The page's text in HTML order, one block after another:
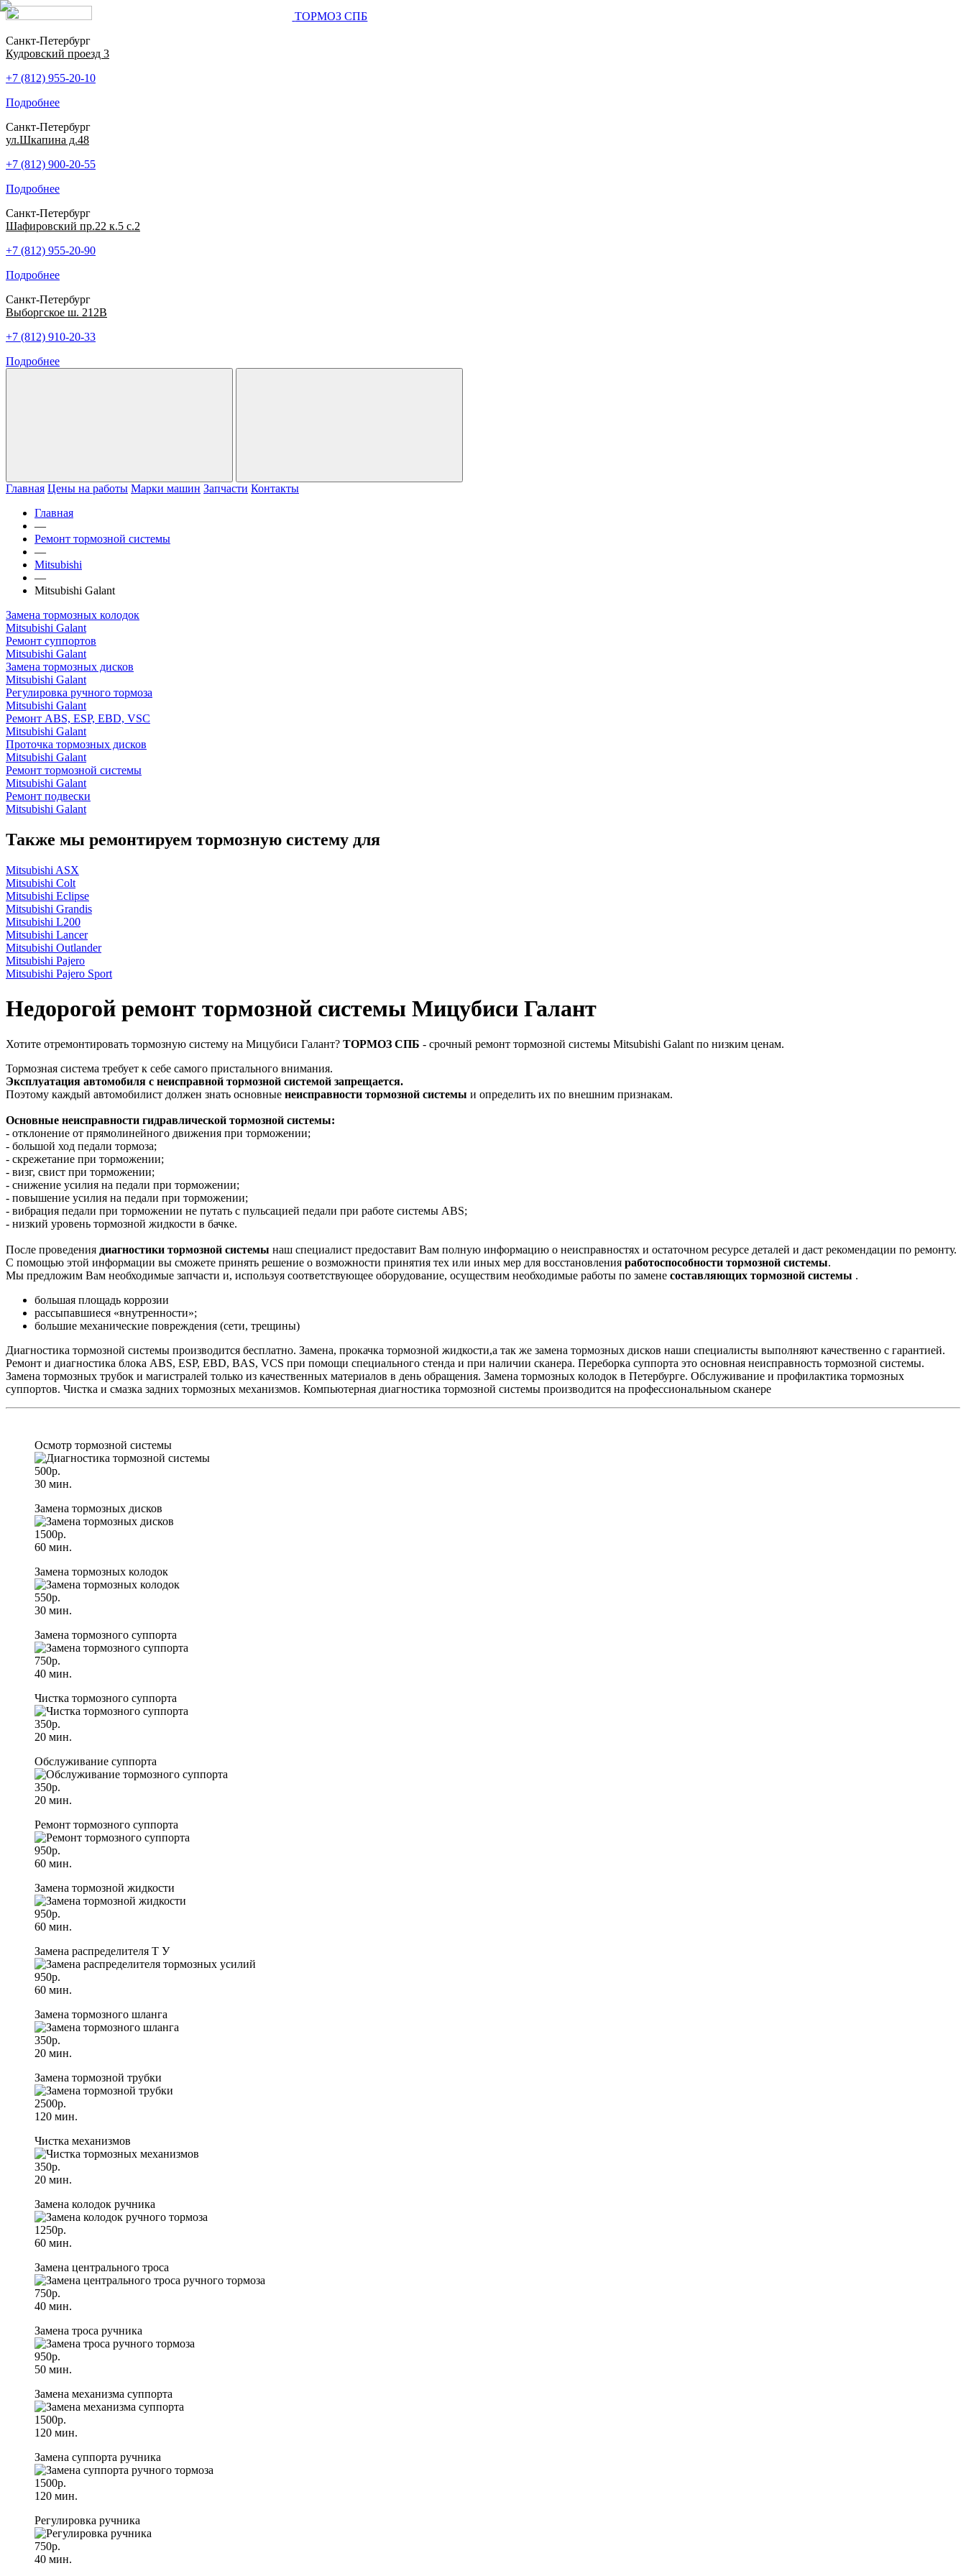
ТОРМОЗ СПБ
Санкт-Петербург
Кудровский проезд 3
+7 (812) 955-20-10
Подробнее
Санкт-Петербург
ул.Шкапина д.48
+7 (812) 900-20-55
Подробнее
Санкт-Петербург
Шафировский пр.22 к.5 с.2
+7 (812) 955-20-90
Подробнее
Санкт-Петербург
Выборгское ш. 212В
+7 (812) 910-20-33
Подробнее
Главная Цены на работы Марки машин Запчасти Контакты
Главная
—
Ремонт тормозной системы
—
Mitsubishi
—
Mitsubishi Galant
Замена тормозных колодок
Mitsubishi Galant
Ремонт суппортов
Mitsubishi Galant
Замена тормозных дисков
Mitsubishi Galant
Регулировка ручного тормоза
Mitsubishi Galant
Ремонт ABS, ESP, EBD, VSC
Mitsubishi Galant
Проточка тормозных дисков
Mitsubishi Galant
Ремонт тормозной системы
Mitsubishi Galant
Ремонт подвески
Mitsubishi Galant
Также мы ремонтируем тормозную систему для
Mitsubishi ASX
Mitsubishi Colt
Mitsubishi Eclipse
Mitsubishi Grandis
Mitsubishi L200
Mitsubishi Lancer
Mitsubishi Outlander
Mitsubishi Pajero
Mitsubishi Pajero Sport
Недорогой ремонт тормозной системы Мицубиси Галант
Хотите отремонтировать тормозную систему на Мицубиси Галант? ТОРМОЗ СПБ - срочный ремонт тормозной системы Mitsubishi Galant по низким ценам.
Тормозная система требует к себе самого пристального внимания.
Эксплуатация автомобиля с неисправной тормозной системой запрещается.
Поэтому каждый автомобилист должен знать основные неисправности тормозной системы и определить их по внешним признакам.
Основные неисправности гидравлической тормозной системы:
- отклонение от прямолинейного движения при торможении;
- большой ход педали тормоза;
- скрежетание при торможении;
- визг, свист при торможении;
- снижение усилия на педали при торможении;
- повышение усилия на педали при торможении;
- вибрация педали при торможении не путать с пульсацией педали при работе системы ABS;
- низкий уровень тормозной жидкости в бачке.
После проведения диагностики тормозной системы наш специалист предоставит Вам полную информацию о неисправностях и остаточном ресурсе деталей и даст рекомендации по ремонту.
С помощью этой информации вы сможете принять решение о возможности принятия тех или иных мер для восстановления работоспособности тормозной системы.
Мы предложим Вам необходимые запчасти и, используя соответствующее оборудование, осуществим необходимые работы по замене составляющих тормозной системы .
большая площадь коррозии
рассыпавшиеся «внутренности»;
большие механические повреждения (сети, трещины)
Диагностика тормозной системы производится бесплатно. Замена, прокачка тормозной жидкости,а так же замена тормозных дисков наши специалисты выполняют качественно с гарантией.
Ремонт и диагностика блока ABS, ESP, EBD, BAS, VCS при помощи специального стенда и при наличии сканера. Переборка суппорта это основная неисправность тормозной системы.
Замена тормозных трубок и магистралей только из качественных материалов в день обращения. Замена тормозных колодок в Петербурге. Обслуживание и профилактика тормозных
суппортов. Чистка и смазка задних тормозных механизмов. Компьютерная диагностика тормозной системы производится на профессиональныом сканере
Осмотр тормозной системы
500р.
30 мин.
Замена тормозных дисков
1500р.
60 мин.
Замена тормозных колодок
550р.
30 мин.
Замена тормозного суппорта
750р.
40 мин.
Чистка тормозного суппорта
350р.
20 мин.
Обслуживание суппорта
350р.
20 мин.
Ремонт тормозного суппорта
950р.
60 мин.
Замена тормозной жидкости
950р.
60 мин.
Замена распределителя Т У
950р.
60 мин.
Замена тормозного шланга
350р.
20 мин.
Замена тормозной трубки
2500р.
120 мин.
Чистка механизмов
350р.
20 мин.
Замена колодок ручника
1250р.
60 мин.
Замена центрального троса
750р.
40 мин.
Замена троса ручника
950р.
50 мин.
Замена механизма суппорта
1500р.
120 мин.
Замена суппорта ручника
1500р.
120 мин.
Регулировка ручника
750р.
40 мин.